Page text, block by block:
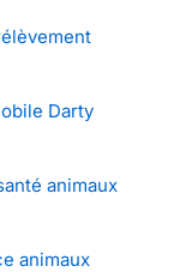
Darty
animaux
animaux